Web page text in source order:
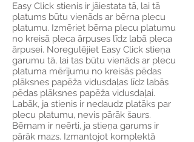
Easy Click stienis ir jāiestata tā, lai tā
platums būtu vienāds ar bērna plecu
platumu. Izmēriet bērna plecu platumu
no kreisā pleca ārpuses līdz labā pleca
ārpusei. Noregulējiet Easy Click stieņa
garumu tā, lai tas būtu vienāds ar plecu
platuma mērījumu no kreisās pēdas
plāksnes papēža vidusdaļas līdz labās
pēdas plāksnes papēža vidusdaļai.
Labāk, ja stienis ir nedaudz platāks par
plecu platumu, nevis pārāk šaurs.
Bērnam ir neērti, ja stieņa garums ir
pārāk mazs. Izmantojot komplektā